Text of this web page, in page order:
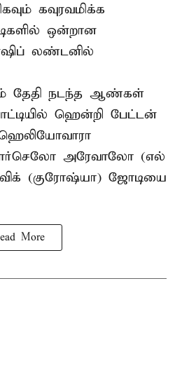
கவுரவமிக்க
ஒன்றான
லண்டனில்
தேதி நடந்த ஆண்கள்
ஹென்றி பேட்டன்
ஹெலியோவாரா
அரேவாலோ (எல்
(குரோஷ்யா) ஜோடியை
More